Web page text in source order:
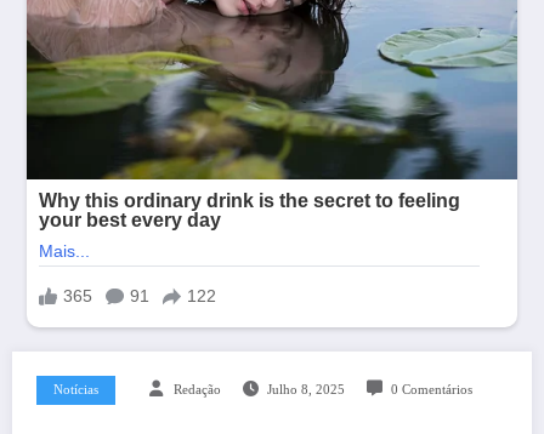
Notícias Redação Julho 8, 2025 0 Comentários